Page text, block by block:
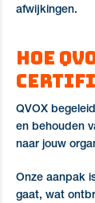
afwijkingen.
Hoe
QVOX
en behouden
naar jouw
Onze aanpak
gaat, wat